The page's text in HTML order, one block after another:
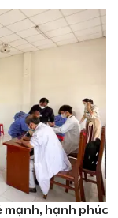
mạnh, hạnh phúc